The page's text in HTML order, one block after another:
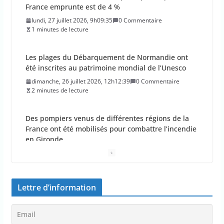
France emprunte est de 4 %
lundi, 27 juillet 2026, 9h09:35
0 Commentaire
1 minutes de lecture
Les plages du Débarquement de Normandie ont
été inscrites au patrimoine mondial de l’Unesco
dimanche, 26 juillet 2026, 12h12:39
0 Commentaire
2 minutes de lecture
Des pompiers venus de différentes régions de la
France ont été mobilisés pour combattre l’incendie
en Gironde
dimanche, 26 juillet 2026, 11h11:18
La France insoumise exprime son
Butch concernant le droit de critiquer ses choix
Lettre d’information